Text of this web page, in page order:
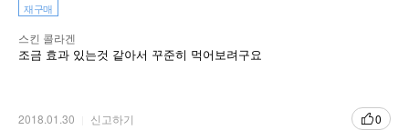
식품 속 콜라겐은 분자량이 크고 그 구조가 길고
복잡해 다량 섭취해도 몸 속 흡수가 어려운 상태
입니다. 스킨 콜라겐은 저분자 피쉬 콜라겐이
콜라겐 섭취가 중요한 이유(건강정보)
재구매
스킨 콜라겐
조금 효과 있는것 같아서 꾸준히 먹어보려구요
2018.01.30 신고하기 0